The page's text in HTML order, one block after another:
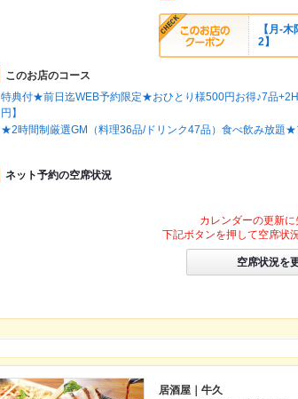
【月‐
2】
このお店のコース
特典付★前日迄WEB予約限定★おひとり様500円お得♪7品
円】
★2時間制厳選GM（料理36品/ドリンク47品）食べ飲み放題★
ネット予約の空席状況
カレンダーの更新に
下記ボタンを押して空席状
空席状況を
居酒屋｜牛久